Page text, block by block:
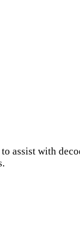
assist with